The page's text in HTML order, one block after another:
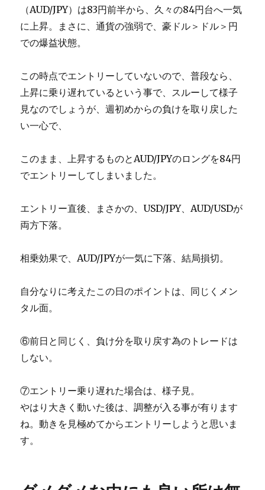
（AUD/JPY）は83円前半から、久々の84円台へ一気
に上昇。まさに、通貨の強弱で、豪ドル＞ドル＞円
での爆益状態。
この時点でエントリーしていないので、普段なら、
上昇に乗り遅れているという事で、スルーして様子
見なのでしょうが、週初めからの負けを取り戻した
い一心で、
このまま、上昇するものとAUD/JPYのロングを84円
でエントリーしてしまいました。
エントリー直後、まさかの、USD/JPY、AUD/USDが
両方下落。
相乗効果で、AUD/JPYが一気に下落、結局損切。
自分なりに考えたこの日のポイントは、同じくメン
タル面。
⑥前日と同じく、負け分を取り戻す為のトレードは
しない。
⑦エントリー乗り遅れた場合は、様子見。
やはり大きく動いた後は、調整が入る事が有ります
ね。動きを見極めてからエントリーしようと思いま
す。